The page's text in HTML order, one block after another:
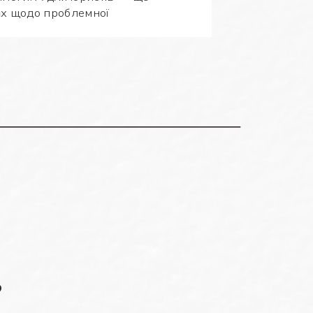
щодо проблемної